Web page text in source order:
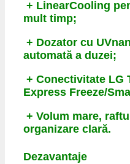
+ LinearCooling
mult timp;
+ Dozator cu
automată a duzei;
+ Conectivitate LG
Express Freeze/
+ Volum mare,
organizare clară.
Dezavantaje